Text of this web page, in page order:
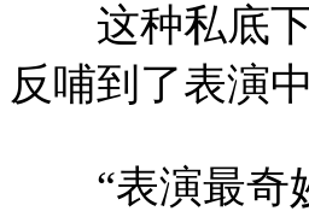
这种私底
反哺到了表演中
“表演最奇